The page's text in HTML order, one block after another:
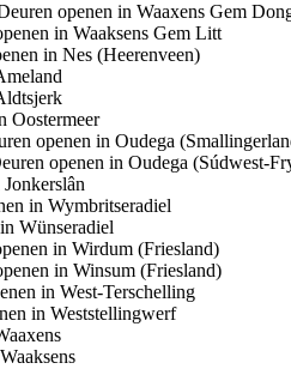
openen in Waaxens Gem
in Waaksens Gem Litt
in Nes (Heerenveen)
Oostermeer
openen in Oudega
openen in Oudega (Súdwest-
in Wymbritseradiel
Wünseradiel
in Wirdum (Friesland)
in Winsum (Friesland)
in West-Terschelling
in Weststellingwerf